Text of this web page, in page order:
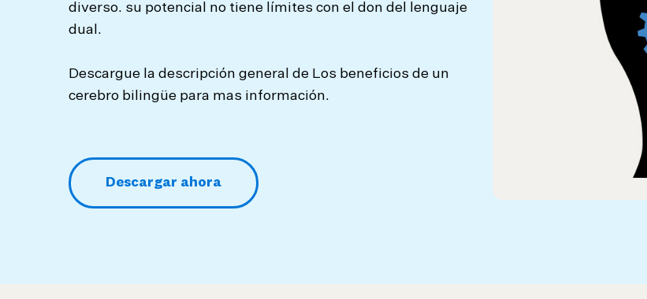
diverso. su potencial no tiene límites con el don del lenguaje
dual.
Descargue la descripción general de Los beneficios de un
cerebro bilingüe para mas información.
Descargar ahora